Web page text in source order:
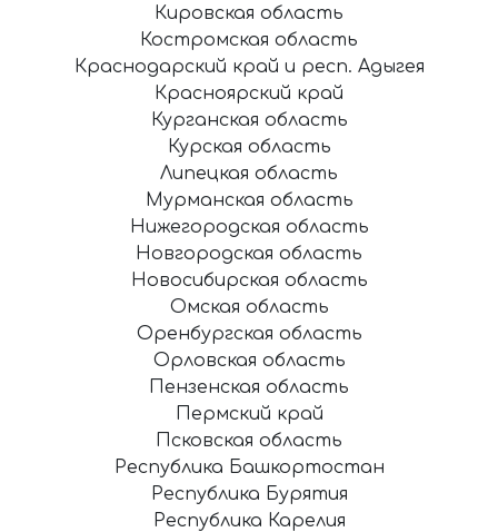
Кировская область
Костромская область
Краснодарский край и респ. Адыгея
Красноярский край
Курганская область
Курская область
Липецкая область
Мурманская область
Нижегородская область
Новгородская область
Новосибирская область
Омская область
Оренбургская область
Орловская область
Пензенская область
Пермский край
Псковская область
Республика Башкортостан
Республика Бурятия
Республика Карелия